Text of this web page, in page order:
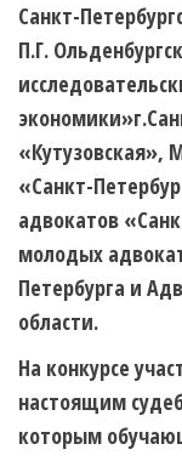
Санкт-
П.Г.
«Кутузовская»,
«Санкт-
адвокатов
молодых
Петербурга и
области.
На конкурсе
настоящим
которым